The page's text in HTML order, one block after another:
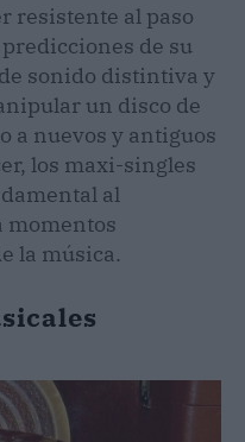
resistente al paso
de su
sonido distintiva y
un disco de
a nuevos y antiguos
los maxi-singles
al
momentos
la música.